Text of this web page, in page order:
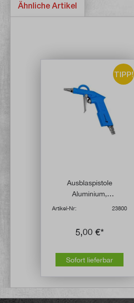
Ähnliche Artikel
TIPP!
Ausblaspistole
Aluminium,
pulverbeschichtet
Artikel-Nr: 23800
5,00 €*
Sofort lieferbar